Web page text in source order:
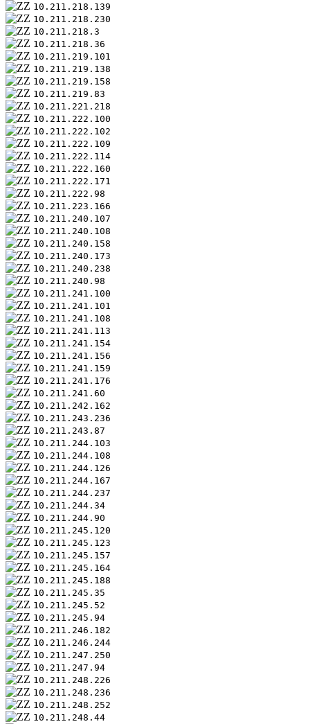
10.211.218.139
10.211.218.230
10.211.218.3
10.211.218.36
10.211.219.101
10.211.219.138
10.211.219.158
10.211.219.83
10.211.221.218
10.211.222.100
10.211.222.102
10.211.222.109
10.211.222.114
10.211.222.160
10.211.222.171
10.211.222.98
10.211.223.166
10.211.240.107
10.211.240.108
10.211.240.158
10.211.240.173
10.211.240.238
10.211.240.98
10.211.241.100
10.211.241.101
10.211.241.108
10.211.241.113
10.211.241.154
10.211.241.156
10.211.241.159
10.211.241.176
10.211.241.60
10.211.242.162
10.211.243.236
10.211.243.87
10.211.244.103
10.211.244.108
10.211.244.126
10.211.244.167
10.211.244.237
10.211.244.34
10.211.244.90
10.211.245.120
10.211.245.123
10.211.245.157
10.211.245.164
10.211.245.188
10.211.245.35
10.211.245.52
10.211.245.94
10.211.246.182
10.211.246.244
10.211.247.250
10.211.247.94
10.211.248.226
10.211.248.236
10.211.248.252
10.211.248.44